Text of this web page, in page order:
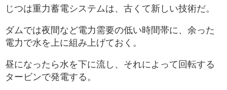
じつは重力蓄電システムは、古くて新しい技術だ。
ダムでは夜間など電力需要の低い時間帯に、余った
電力で水を上に組み上げておく。
昼になったら水を下に流し、それによって回転する
タービンで発電する。